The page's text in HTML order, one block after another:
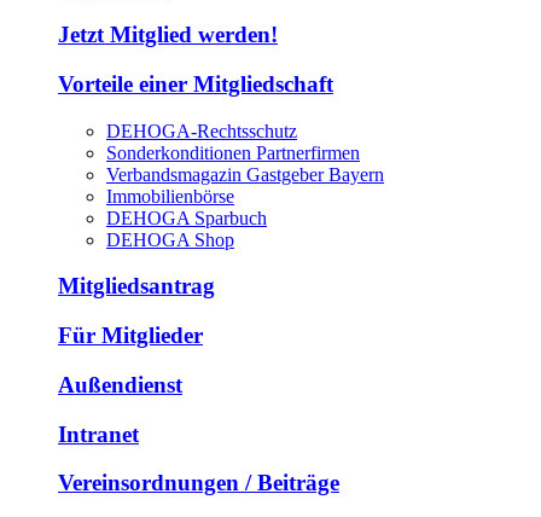
Jetzt Mitglied werden!
Vorteile einer Mitgliedschaft
DEHOGA-Rechtsschutz
Sonderkonditionen Partnerfirmen
Verbandsmagazin Gastgeber Bayern
Immobilienbörse
DEHOGA Sparbuch
DEHOGA Shop
Mitgliedsantrag
Für Mitglieder
Außendienst
Intranet
Vereinsordnungen / Beiträge